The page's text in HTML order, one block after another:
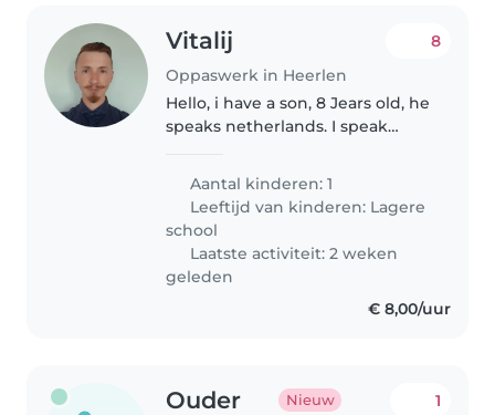
Vitalij
Oppaswerk in Heerlen
8
Hello, i have a son, 8 Jears old, he
speaks netherlands. I speak
language. I am an surgeon and
have to work at night in
Hospital,..
Aantal kinderen: 1
Leeftijd van kinderen: Lagere
school
Laatste activiteit: 2 weken
geleden
€ 8,00/uur
Ouder Nieuw 1